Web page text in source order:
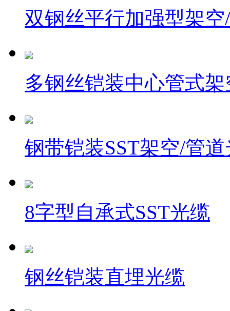
双钢丝平行加强型架
多钢丝铠装中心管式
钢带铠装SST架空/管
8字型自承式SST光缆
钢丝铠装直埋光缆